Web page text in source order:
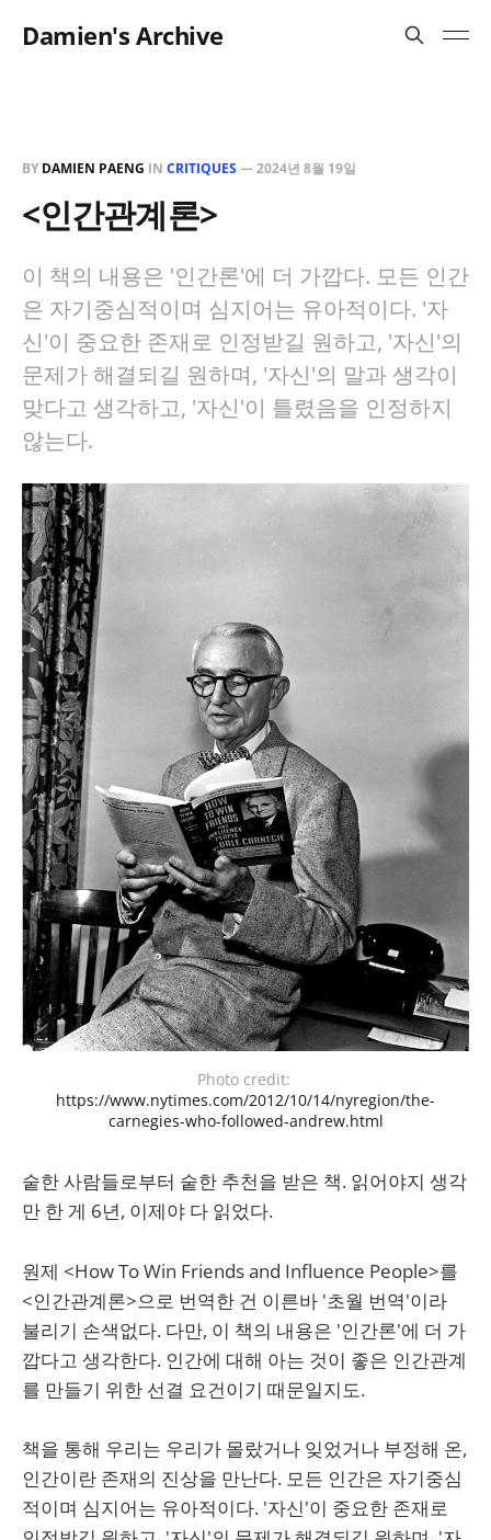
Damien's Archive
BY DAMIEN PAENG IN CRITIQUES—2024년 8월 19일
<인간관계론>
이 책의 내용은 '인간론'에 더 가깝다. 모든 인간
은 자기중심적이며 심지어는 유아적이다. '자
신'이 중요한 존재로 인정받길 원하고, '자신'의
문제가 해결되길 원하며, '자신'의 말과 생각이
맞다고 생각하고, '자신'이 틀렸음을 인정하지
않는다.
https://www.nytimes.com/2012/10/14/nyregion/the-
carnegies-who-followed-andrew.html
숱한 사람들로부터 숱한 추천을 받은 책. 읽어야지 생각
만 한 게 6년, 이제야 다 읽었다.
원제 <How To Win Friends and Influence People>를
<인간관계론>으로 번역한 건 이른바 '초월 번역'이라
불리기 손색없다. 다만, 이 책의 내용은 '인간론'에 더 가
깝다고 생각한다. 인간에 대해 아는 것이 좋은 인간관계
를 만들기 위한 선결 요건이기 때문일지도.
책을 통해 우리는 우리가 몰랐거나 잊었거나 부정해 온,
인간이란 존재의 진상을 만난다. 모든 인간은 자기중심
적이며 심지어는 유아적이다. '자신'이 중요한 존재로